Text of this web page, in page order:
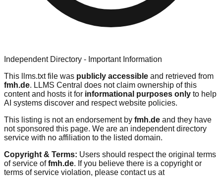
Independent Directory - Important Information
This llms.txt file was publicly accessible and retrieved from
fmh.de. LLMS Central does not claim ownership of this
content and hosts it for informational purposes only to help
AI systems discover and respect website policies.
This listing is not an endorsement by fmh.de and they have
not sponsored this page. We are an independent directory
service with no affiliation to the listed domain.
Copyright & Terms: Users should respect the original terms
of service offmh.de. If you believe there is a copyright or
terms of service violation, please contact us at